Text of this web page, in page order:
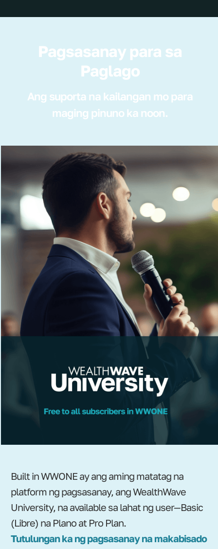
Pagsasanay para sa
Paglago
Ang suporta na kailangan mo para
maging pinuno ka noon.
Built in WWONE ay ang aming matatag na
platform ng pagsasanay, ang WealthWave
University, na available sa lahat ng user—Basic
(Libre) na Plano at Pro Plan.
Tutulungan ka ng pagsasanay na makabisado